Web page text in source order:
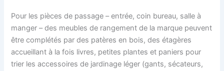
Pour les pièces de passage – entrée, coin bureau, salle à
manger – des meubles de rangement de la marque peuvent
être complétés par des patères en bois, des étagères
accueillant à la fois livres, petites plantes et paniers pour
trier les accessoires de jardinage léger (gants, sécateurs,